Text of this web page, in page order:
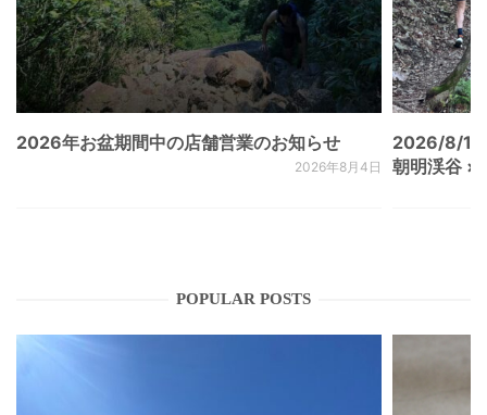
2026年お盆期間中の店舗営業のお知らせ
2026年8月4日
2026/8/
朝明渓谷 ×
POPULAR POSTS